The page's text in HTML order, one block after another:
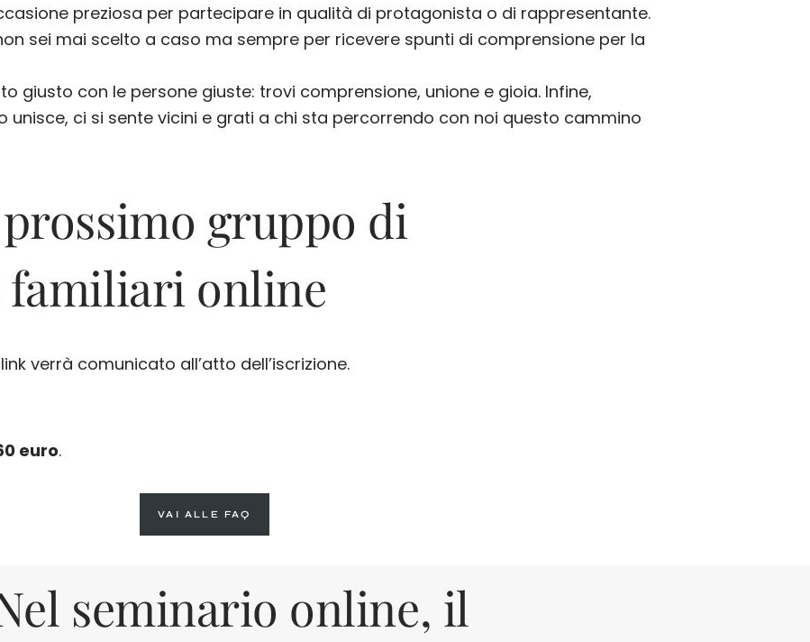
preziosa per partecipare in qualità di protagonista o di rappresentante.
sei mai scelto a caso ma sempre per ricevere spunti di comprensione per la
giusto con le persone giuste: trovi comprensione, unione e gioia. Infine,
unisce, ci si sente vicini e grati a chi sta percorrendo con noi questo cammino
gruppo di
online
verrà comunicato all’atto dell’iscrizione.
euro.
VAI ALLE FAQ
seminario online, il